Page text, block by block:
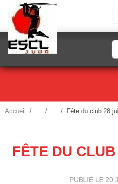
Accueil Fête du club 28
FÊTE DU
PUBLIÉ LE 20
Panneau de gestion des cookies